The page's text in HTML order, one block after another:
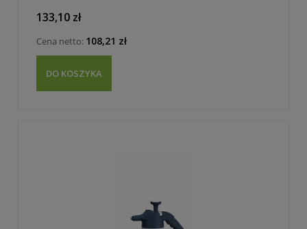
133,10 zł
Cena netto: 108,21 zł
DO KOSZYKA